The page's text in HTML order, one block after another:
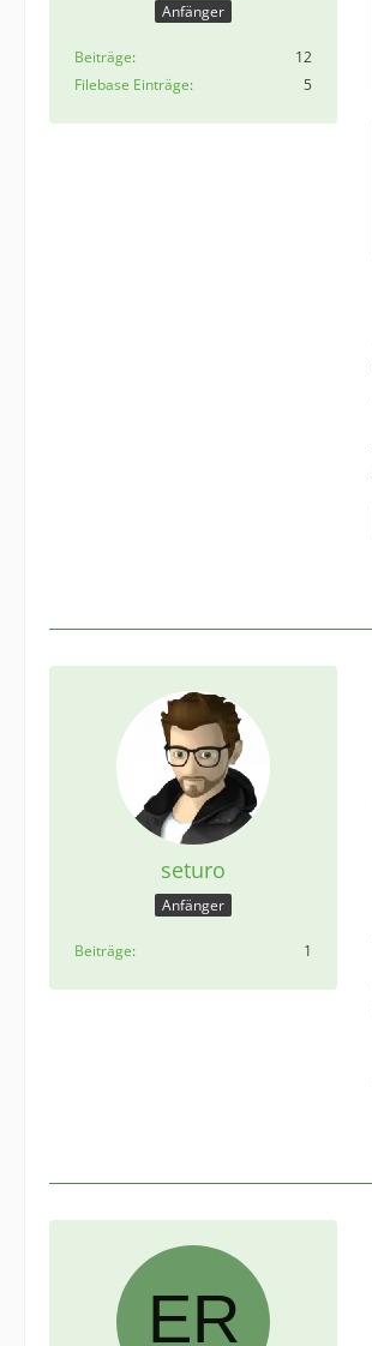
Anfänger
Beiträge
12
Filebase Einträge
5
seturo
Anfänger
Beiträge 1